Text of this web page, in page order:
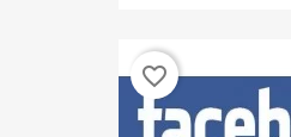
favorite_border